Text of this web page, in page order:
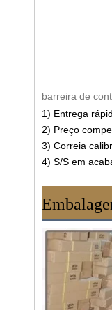
barreira de
1) Entrega
2) Preço
3) Correia
4) S/S em